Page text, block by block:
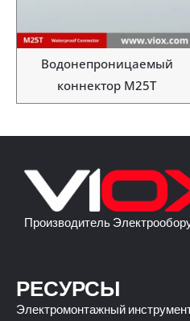
Водонепроницаемый
коннектор M25T
Производитель
РЕСУРСЫ
Электромонтажный